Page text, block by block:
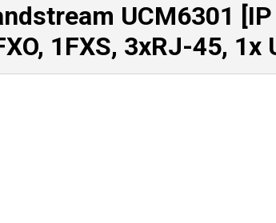
UCM6301
1FXS, 3xRJ-45, 1x